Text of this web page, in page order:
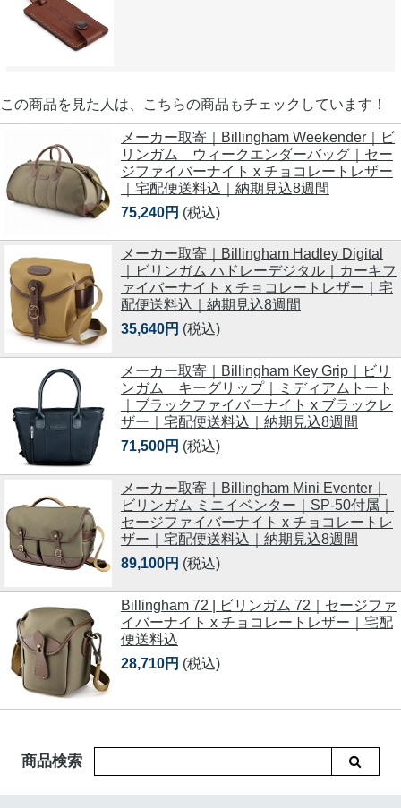
この商品を見た人は、こちらの商品もチェックしています！
メーカー取寄｜Billingham Weekender｜ビ
リンガム ウィークエンダーバッグ｜セー
ジファイバーナイト x チョコレートレザー
｜宅配便送料込｜納期見込8週間
75,240円 (税込)
メーカー取寄｜Billingham Hadley Digital
｜ビリンガム ハドレーデジタル｜カーキフ
ァイバーナイト x チョコレートレザー｜宅
配便送料込｜納期見込8週間
35,640円 (税込)
メーカー取寄｜Billingham Key Grip｜ビリ
ンガム キーグリップ｜ミディアムトート
｜ブラックファイバーナイト x ブラックレ
ザー｜宅配便送料込｜納期見込8週間
71,500円 (税込)
メーカー取寄｜Billingham Mini Eventer｜
ビリンガム ミニイベンター｜SP-50付属｜
セージファイバーナイト x チョコレートレ
ザー｜宅配便送料込｜納期見込8週間
89,100円 (税込)
Billingham 72 | ビリンガム 72｜セージファ
イバーナイト x チョコレートレザー｜宅配
便送料込
28,710円 (税込)
商品検索